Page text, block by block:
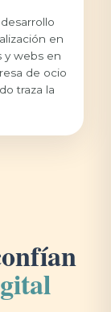
en
y webs en
de ocio
traza la